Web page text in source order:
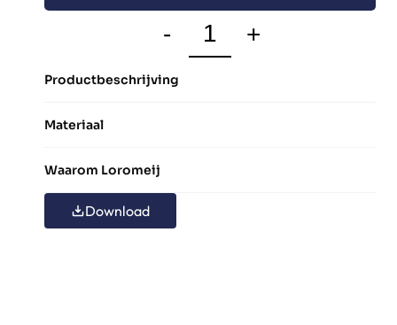
- +
Productbeschrijving
Materiaal
Waarom Loromeij
Download